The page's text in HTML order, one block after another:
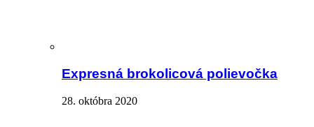
Expresná brokolicová polievočka
28. októbra 2020